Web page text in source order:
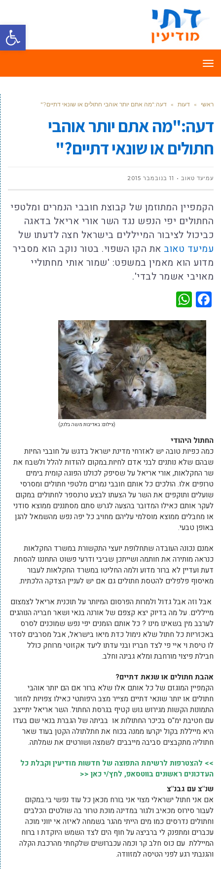
פתח
תפריט
ראשי » דעות » דעה:"מה אתם יותר אוהבי חתולים או שונאי דתיים?"
דעה:"מה אתם יותר אוהבי
חתולים או שונאי דתיים?"
עמיעד טאוב 11 בנובמבר 2015
הקמפיין המתוזמן של קבוצת חובבי הנמרים ומלטפי
החתולים יפי הנפש נגד השר אורי אריאל בדאגה
כביכול לציבור המייללים בישראל חצה לדעתו של
עמיעד טאוב את הקו השפוי. בטור נוקב הוא מסביר
מדוע הוא מאמין במשפט: 'שמור אותי מחתוליי
מאויבי אשמר לבדי'.
Facebook
(צילום: באדיבות משה בלנק)
החתול היהודי
כמה כפיות טובה יש לאזרחי מדינת ישראל בדגש על חובבי החיות
שבהם שלא נותנים לבני אדם לחיות.במקום להודות להלל ולשבח את
שר החקלאות, אורי אריאל על שסיפק לכולנו הפוגה קומית בימים
טרופים אלו. הולכים כל אותם חובבי נמרים מלטפי חתולים ומסרסי
שועלים ותוקפים את השר על הצעתו לבצע טרנספר לחתולים במקום
לעקר אותם כאילו המדובר בהצעה לגרש סתם מסתננים ממוצא סודני
או מחבלים ממוצא מוסלמי עליהם מחויב כל יפה נפש מהשמאל להגן
באופן טבעי.
אמנם נכונה העובדה שתחלופת יועצי התקשורת במשרד החקלאות
כנראה מותירה את חותמה ושייתכן שביבי ודרעי פשוט התחננו להסחת
דעת ועדיין לא ברור מדוע ולמה החליטו במשרד החקלאות לעבור
מאיסוף פלפלים להטסת חתולים גם אם יש לעניין הצדקה הלכתית.
אבל וזה אבל גדול ולמרות הפרסום המיותר על תוכנית אריאל לצמצום
מייללים. על מה בדיוק יצא קצפם של אורנה בנאי ושאר חבריה הנוהגים
לערבב מין בשאינו מינו ? כל אותם הומנים יפי נפש שמוכנים לסרס
באכזריות כל חתול שלא נימול כדת מיאו בישראל, אבל מסרבים לסדר
לו טיסת וי איי פי לצד חבריו ובני עדתו ליעד אקזוטי מרוחק כולל
חבילת פיצוי מורחבת ומלא גבינה וחלב.
אהבת חתולים או שנאת דתיים?
הקמפיין המוגזם של כל אותם אלו שלא ברור אם הם יותר אוהבי
חתולים או יותר שונאי דתיים מצייר מצב היפותטי כאילו צפויות לחזור
התמונות הקשות מגירוש גוש קטיף בגרסת החתול. השר אריאל יתייצב
עם חטיבת ימ"ס בכיכר החתולות או בביתה של הגברת בנאי שם בעדו
היא מייללת בקול יקרעו ממנה בכוח את חתלתולה הקטן בעוד שאר
חתוליה מתקבצים סביבה מייבבים לשמצה ושורטים את שמלתה.
>> להצטרפות לרשימת התפוצה של חדשות מודיעין וקבלת כל
העדכונים ראשונים בווטסאפ, לחץ/י כאן <<
שנ"צ עם גבנ"צ
אם אני חתול ישראלי מצוי אני בורח מכאן כל עוד נפשי בי.במקום
לעבור סירוס מכאיב ולגור במדינה מוכת טרור בה שולטים הכלבים
וחתולים נדרסים כמו מים הייתי מהגר בשמחה לאיזה אי יווני מוכה
עכברים ומתפנק לי ברביצה על חוף הים לצד השמש היוקדת ו ברוח
המייללת עם כוס חלב קר וכמה עכברושים שלקחתי מהרכבת הקלה
והגנבתי רגע לפני הטיסה למזוודה.